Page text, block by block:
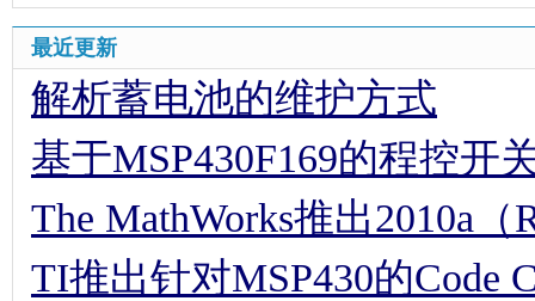
最近更新
解析蓄电池的维护方式
基于MSP430F169的程控开
The MathWorks推出2010a
TI推出针对MSP430的Code